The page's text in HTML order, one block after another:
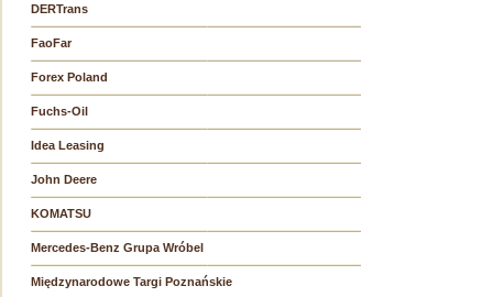
DERTrans
FaoFar
Forex Poland
Fuchs-Oil
Idea Leasing
John Deere
KOMATSU
Mercedes-Benz Grupa Wróbel
Międzynarodowe Targi Poznańskie